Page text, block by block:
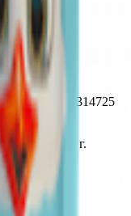
№ 490314725
обл., г.